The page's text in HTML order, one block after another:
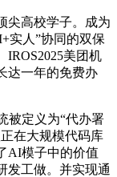
高校学子。成为
实人”协同的双保
IROS2025美团机
达一年的免费办
定义为“代办署
在大规模代码库
AI模子中的价值
发工做。并实现通